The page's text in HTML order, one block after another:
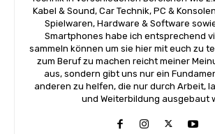
Kabel & Sound, Car Technik, PC &
Spielwaren, Hardware & Software
Smartphones habe ich entsprechend
sammeln können um sie hier mit euch zu
zum Beruf zu machen reicht meiner
aus, sondern gibt uns nur ein
anderen zu helfen, die nur durch Arbeit,
und Weiterbildung ausgebaut